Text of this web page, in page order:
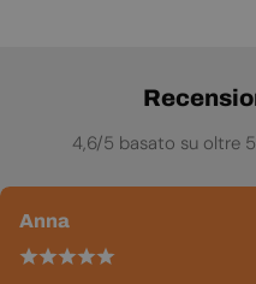
4,6/5 basato su oltre
Anna